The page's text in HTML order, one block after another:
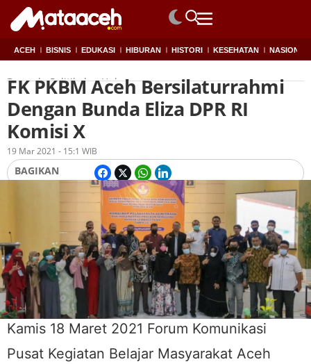
ACEH BISNIS EDUKASI HIBURAN HISTORI KESEHATAN NASIONAL
Beranda Politik dan Hukum
FK PKBM Aceh Bersilaturrahmi
Dengan Bunda Eliza DPR RI
Komisi X
OlehRedaksi
19 Mar 2021 - 15:1 WIB
BAGIKAN
Kamis 18 Maret 2021 Forum Komunikasi
Pusat Kegiatan Belajar Masyarakat Aceh